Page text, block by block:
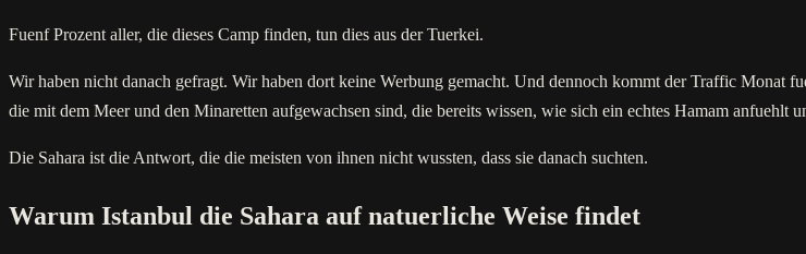
Fuenf Prozent aller, die dieses Camp finden, tun dies aus der Tuerkei.
Wir haben nicht danach gefragt. Wir haben dort keine Werbung gemacht. Und dennoch kommt der Traffic Monat
die mit dem Meer und den Minaretten aufgewachsen sind, die bereits wissen, wie sich ein echtes Hamam anfuehlt
Die Sahara ist die Antwort, die die meisten von ihnen nicht wussten, dass sie danach suchten.
Warum Istanbul die Sahara auf natuerliche Weise findet